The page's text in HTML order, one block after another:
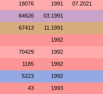
18076 1991 07.2021
64626 03.1991
67413 11.1991
1992
70429 1992
1185 1992
5223 1992
43 1993